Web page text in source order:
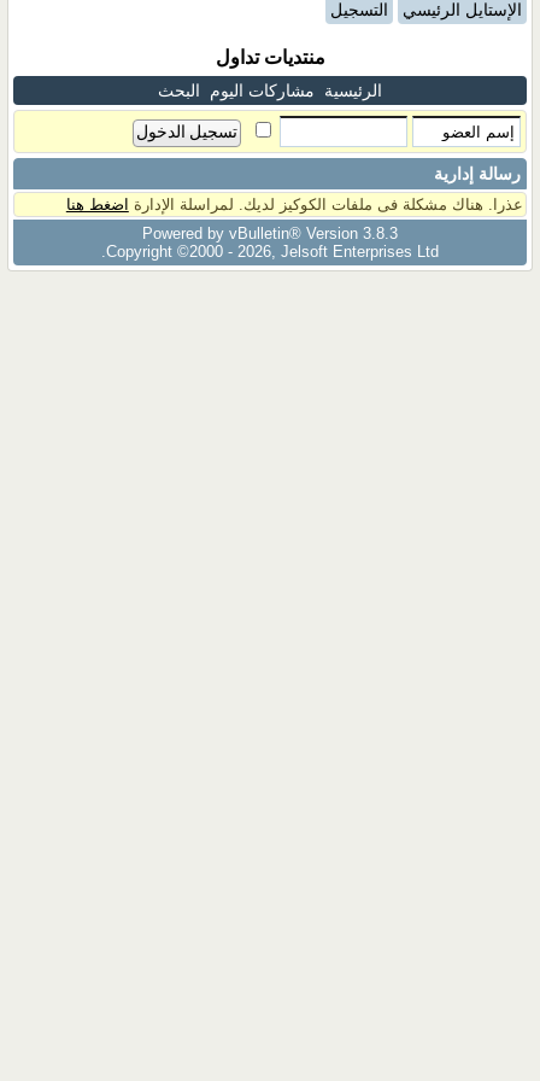
الإستايل الرئيسي التسجيل
منتديات تداول
الرئيسية مشاركات اليوم البحث
رسالة إدارية
عذرا. هناك مشكلة فى ملفات الكوكيز لديك. لمراسلة الإدارة اضغط هنا
Powered by vBulletin® Version 3.8.3
Copyright ©2000 - 2026, Jelsoft Enterprises Ltd.